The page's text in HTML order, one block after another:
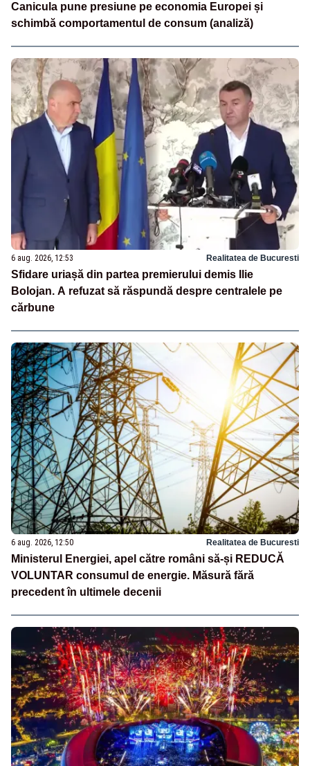
Canicula pune presiune pe economia Europei și
schimbă comportamentul de consum (analiză)
6 aug. 2026, 12:53 Realitatea de Bucuresti
Sfidare uriașă din partea premierului demis Ilie
Bolojan. A refuzat să răspundă despre centralele pe
cărbune
6 aug. 2026, 12:50 Realitatea de Bucuresti
Ministerul Energiei, apel către români să-și REDUCĂ
VOLUNTAR consumul de energie. Măsură fără
precedent în ultimele decenii